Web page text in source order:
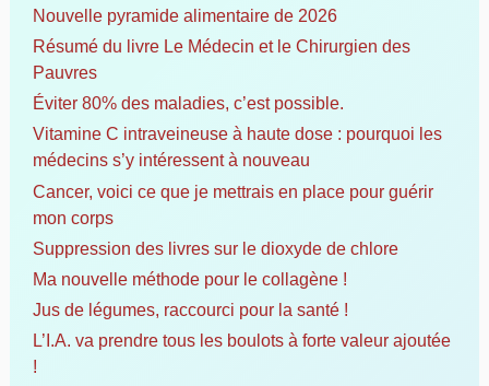
c
h
e
r
:
Nouvelle pyramide alimentaire de 2026
Résumé du livre Le Médecin et le Chirurgien des
Pauvres
Éviter 80% des maladies, c’est possible.
Vitamine C intraveineuse à haute dose : pourquoi les
médecins s’y intéressent à nouveau
Cancer, voici ce que je mettrais en place pour guérir
mon corps
Suppression des livres sur le dioxyde de chlore
Ma nouvelle méthode pour le collagène !
Jus de légumes, raccourci pour la santé !
L’I.A. va prendre tous les boulots à forte valeur ajoutée
!